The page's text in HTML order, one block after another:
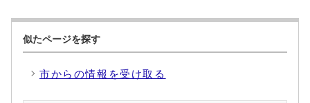
似たページを探す
市からの情報を受け取る